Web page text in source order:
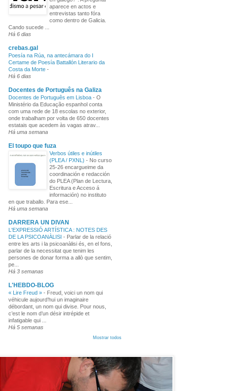
aparece en actos e
entrevistas tanto fóra
como dentro de Galicia.
Cando sucede ...
Há 6 dias
crebas.gal
Poesía na Rúa, na antecámara do I
Certame de Poesía Battallón Literario da
Costa da Morte -
Há 6 dias
Docentes de Português na Galiza
Docentes de Português em Lisboa - O
Ministério da Educação espanhol conta
com uma rede de 18 escolas no exterior,
onde trabalham por volta de 650 docentes
estatais que acedem às vagas atrav...
Há uma semana
El toupo que fuza
Verbos útiles e inútiles
(PLEA / PXNL) - No curso
25-26 encargueime da
coordinación e redacción
do PLEA (Plan de Lectura,
Escritura e Acceso á
información) no instituto
en que traballo. Para ese...
Há uma semana
DARRERA UN DIVAN
L'EXPRESSIÓ ARTÍSTICA : NOTES DES
DE LA PSICOANÀLISI - Parlar de la relació
entre les arts i la psicoanàlisi és, en el fons,
parlar de la necessitat que tenim les
persones de donar forma a allò que sentim,
pe...
Há 3 semanas
L'HEBDO-BLOG
« Lire Freud » - Freud, voici un nom qui
véhicule aujourd’hui un imaginaire
débordant, un nom qui divise. Pour nous,
c’est le nom d’un désir intrépide et
infatigable qui ...
Há 5 semanas
Mostrar todos